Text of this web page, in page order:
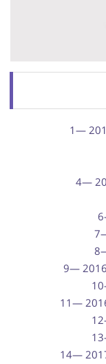
1—
4—
9— 2016
11—
14—